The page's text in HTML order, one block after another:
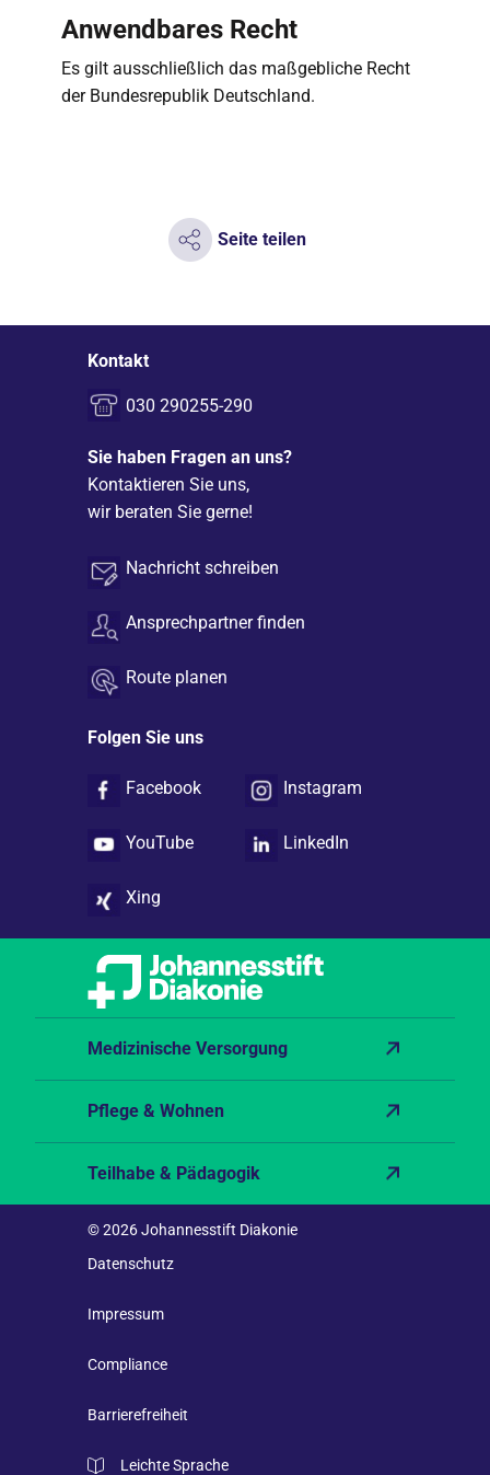
Anwendbares Recht
Es gilt ausschließlich das maßgebliche Recht
der Bundesrepublik Deutschland.
Seite teilen
Kontakt
030 290255-290
Sie haben Fragen an uns?
Kontaktieren Sie uns,
wir beraten Sie gerne!
Nachricht schreiben
Ansprechpartner finden
Route planen
Folgen Sie uns
Facebook Instagram
YouTube LinkedIn
Xing
Medizinische Versorgung
Pflege & Wohnen
Teilhabe & Pädagogik
© 2026 Johannesstift Diakonie
Datenschutz
Impressum
Compliance
Barrierefreiheit
Leichte Sprache